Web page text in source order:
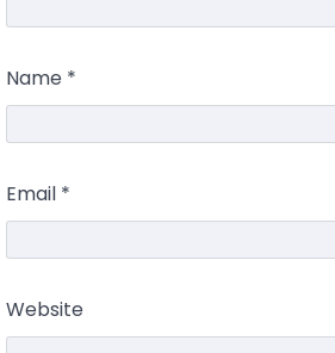
Name *
Email *
Website